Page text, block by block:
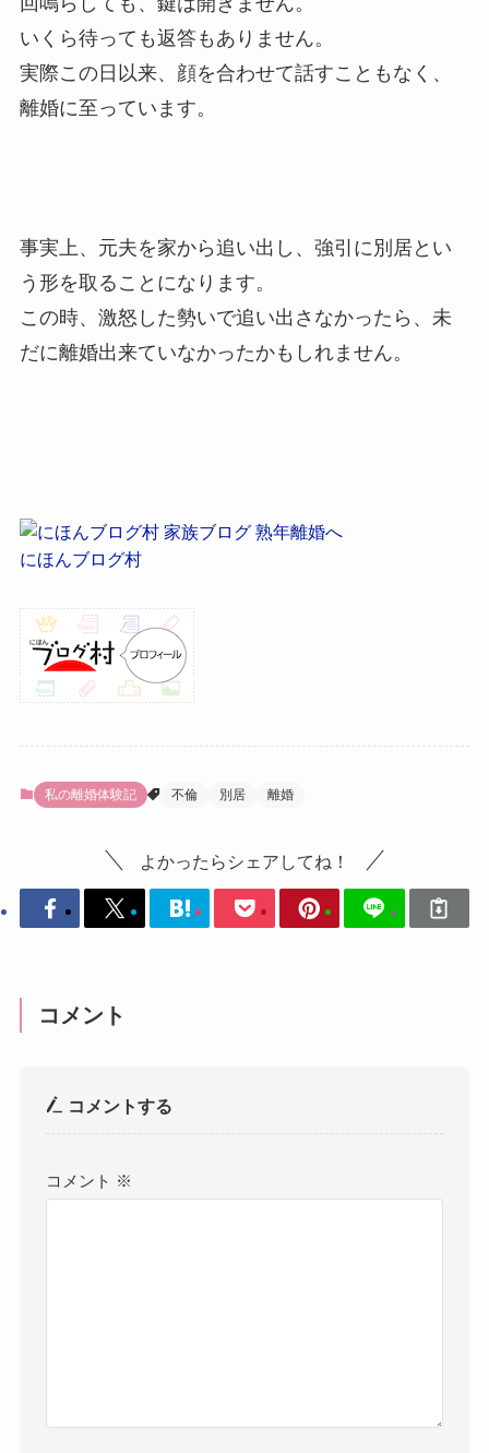
いくら待っても返答もありません。
実際この日以来、顔を合わせて話すこともなく、
離婚に至っています。
事実上、元夫を家から追い出し、強引に別居とい
う形を取ることになります。
この時、激怒した勢いで追い出さなかったら、未
だに離婚出来ていなかったかもしれません。
にほんブログ村
私の離婚体験記 不倫 別居 離婚
よかったらシェアしてね！
コメント
コメントする
コメント ※